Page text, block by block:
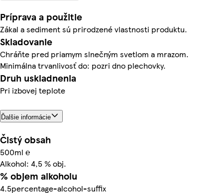
Príprava a použitie
Zákal a sediment sú prirodzené vlastnosti produktu.
Skladovanie
Chráňte pred priamym slnečným svetlom a mrazom.
Minimálna trvanlivosť do: pozri dno plechovky.
Druh uskladnenia
Pri izbovej teplote
Ďalšie informácie
Čistý obsah
500ml ℮
Alkohol: 4,5 % obj.
% objem alkoholu
4.5percentage-alcohol-suffix